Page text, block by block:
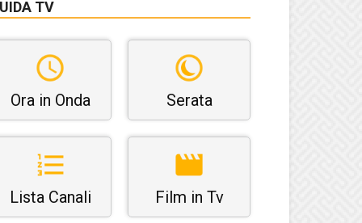
TV
Ora in Onda Serata
Lista Canali Film in Tv